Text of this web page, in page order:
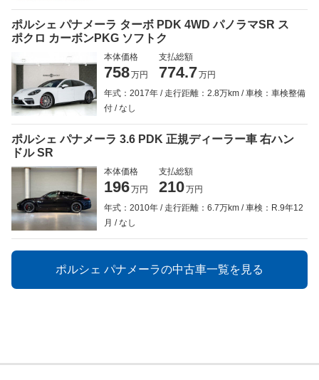
ポルシェ パナメーラ ターボ PDK 4WD パノラマSR ス
ポクロ カーボンPKG ソフトク
本体価格
758万円
支払総額
774.7万円
年式：2017年
走行距離：2.8万km
車検：車検整備
付
なし
ポルシェ パナメーラ 3.6 PDK 正規ディーラー車 右ハン
ドル SR
本体価格
196万円
支払総額
210万円
年式：2010年
走行距離：6.7万km
車検：R.9年12
月
なし
ポルシェ パナメーラの中古車一覧を見る